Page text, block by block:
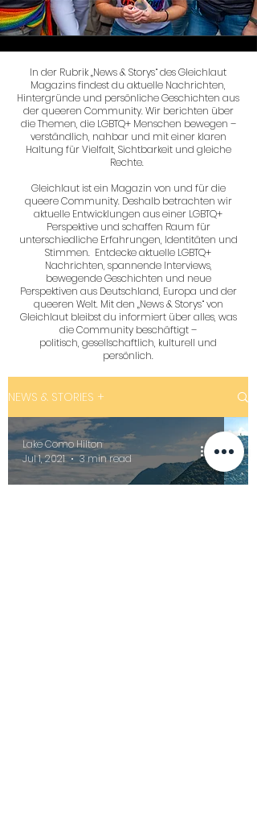
In der Rubrik „News & Storys“ des Gleichlaut
Magazins findest du aktuelle Nachrichten,
Hintergründe und persönliche Geschichten aus
der queeren Community. Wir berichten über
die Themen, die LGBTQ+ Menschen bewegen –
verständlich, nahbar und mit einer klaren
Haltung für Vielfalt, Sichtbarkeit und gleiche
Rechte.
Gleichlaut ist ein Magazin von und für die
queere Community. Deshalb betrachten wir
aktuelle Entwicklungen aus einer LGBTQ+
Perspektive und schaffen Raum für
unterschiedliche Erfahrungen, Identitäten und
Stimmen. Entdecke aktuelle LGBTQ+
Nachrichten, spannende Interviews,
bewegende Geschichten und neue
Perspektiven aus Deutschland, Europa und der
queeren Welt. Mit den „News & Storys“ von
Gleichlaut bleibst du informiert über alles, was
die Community beschäftigt –
politisch, gesellschaftlich, kulturell und
persönlich.
NEWS & STORIES +
Lake Como Hilton
Jul 1, 2021
3 min read